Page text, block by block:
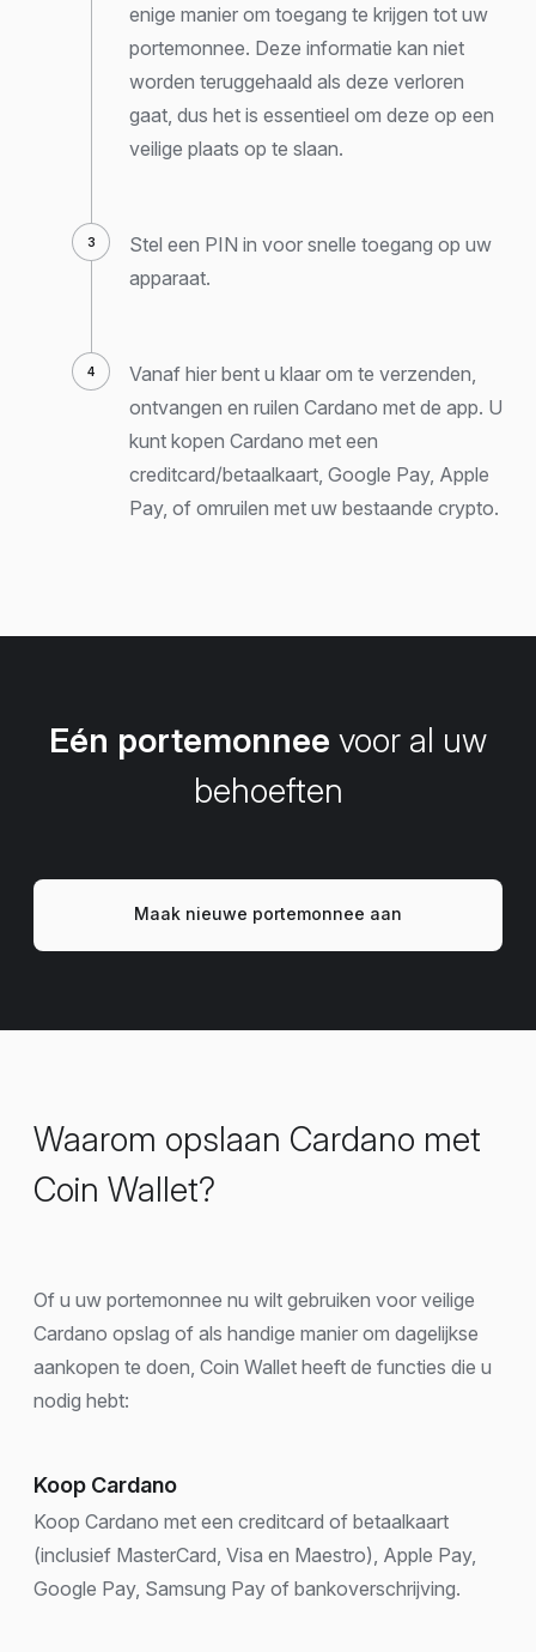
enige manier om toegang te krijgen tot uw
portemonnee. Deze informatie kan niet
worden teruggehaald als deze verloren
gaat, dus het is essentieel om deze op een
veilige plaats op te slaan.
Stel een PIN in voor snelle toegang op uw
apparaat.
Vanaf hier bent u klaar om te verzenden,
ontvangen en ruilen Cardano met de app. U
kunt kopen Cardano met een
creditcard/betaalkaart, Google Pay, Apple
Pay, of omruilen met uw bestaande crypto.
Eén portemonnee voor al uw
behoeften
Maak nieuwe portemonnee aan
Waarom opslaan Cardano met
Coin Wallet?
Of u uw portemonnee nu wilt gebruiken voor veilige
Cardano opslag of als handige manier om dagelijkse
aankopen te doen, Coin Wallet heeft de functies die u
nodig hebt:
Koop Cardano
Koop Cardano met een creditcard of betaalkaart
(inclusief MasterCard, Visa en Maestro), Apple Pay,
Google Pay, Samsung Pay of bankoverschrijving.